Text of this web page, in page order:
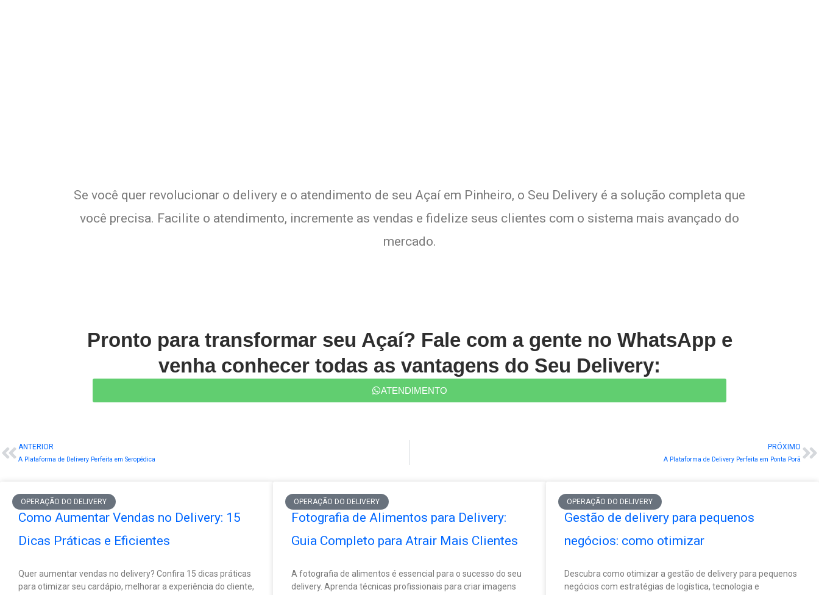
Se você quer revolucionar o delivery e o atendimento de seu Açaí em Pinheiro, o Seu Delivery é a solução completa que
você precisa. Facilite o atendimento, incremente as vendas e fidelize seus clientes com o sistema mais avançado do
mercado.
Pronto para transformar seu Açaí? Fale com a gente no WhatsApp e
venha conhecer todas as vantagens do Seu Delivery:
ATENDIMENTO
PrevANTERIOR
A Plataforma de Delivery Perfeita em Seropédica
PRÓXIMO
A Plataforma de Delivery Perfeita em Ponta Porã
OPERAÇÃO DO DELIVERY
Como Aumentar Vendas no Delivery: 15
Dicas Práticas e Eficientes
Quer aumentar vendas no delivery? Confira 15 dicas práticas
para otimizar seu cardápio, melhorar a experiência do cliente,
OPERAÇÃO DO DELIVERY
Fotografia de Alimentos para Delivery:
Guia Completo para Atrair Mais Clientes
A fotografia de alimentos é essencial para o sucesso do seu
delivery. Aprenda técnicas profissionais para criar imagens
OPERAÇÃO DO DELIVERY
Gestão de delivery para pequenos
negócios: como otimizar
Descubra como otimizar a gestão de delivery para pequenos
negócios com estratégias de logística, tecnologia e